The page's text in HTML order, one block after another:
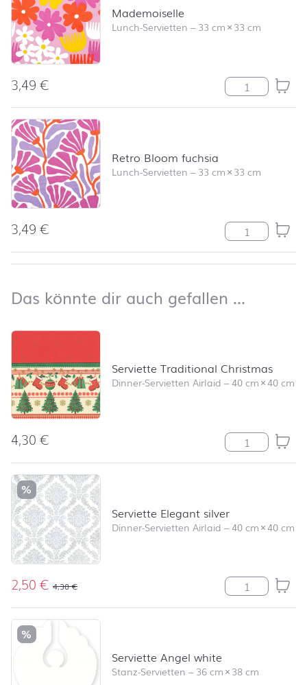
Mademoiselle
Lunch-Servietten –33 cm×33 cm
3,49€ Mademoiselle
Retro Bloom fuchsia
Lunch-Servietten –33 cm×33 cm
3,49€ Retro Bloom
Das könnte dir auch gefallen …
Produktliste überspringen und zum Filter springen
Serviette Traditional Christmas
Dinner-Servietten Airlaid –40 cm×40 cm
4,30€ Serviette
%
Serviette Elegant silver
Dinner-Servietten Airlaid –40 cm×40 cm
2,50€ 4,30€ Serviette
%
Serviette Angel white
Stanz-Servietten –36 cm×38 cm